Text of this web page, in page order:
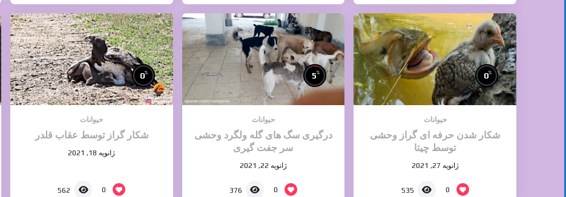
0%
حیوانات
شکار شدن حرفه ای گراز وحشی
توسط چیتا
ژانویه 27, 2021
0
535
5%
حیوانات
درگیری سگ های گله ولگرد وحشی
سر جفت گیری
ژانویه 22, 2021
0
376
0%
حیوانات
شکار گراز توسط عقاب قلدر
ژانویه 18, 2021
0
562